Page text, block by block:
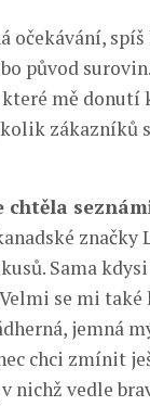
spíš
původ
mě donutí k
zákazníků
značky
Sama kdysi
se mi také
jemná
chci zmínit
vedle